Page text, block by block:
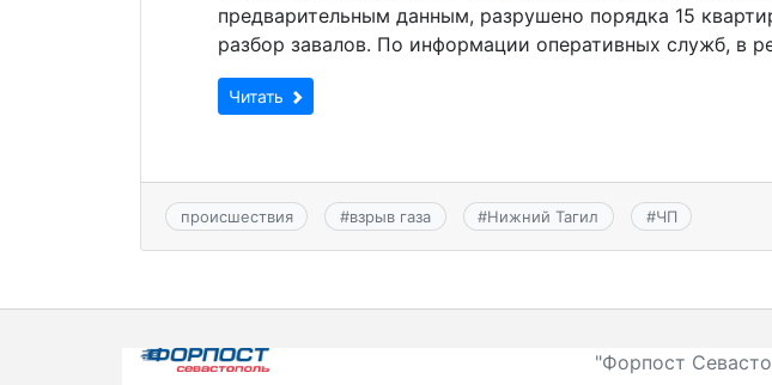
предварительным данным, разрушено порядка 15
разбор завалов. По информации оперативных служб, в
Читать
происшествия #взрыв газа #Нижний Тагил #ЧП
"Форпост